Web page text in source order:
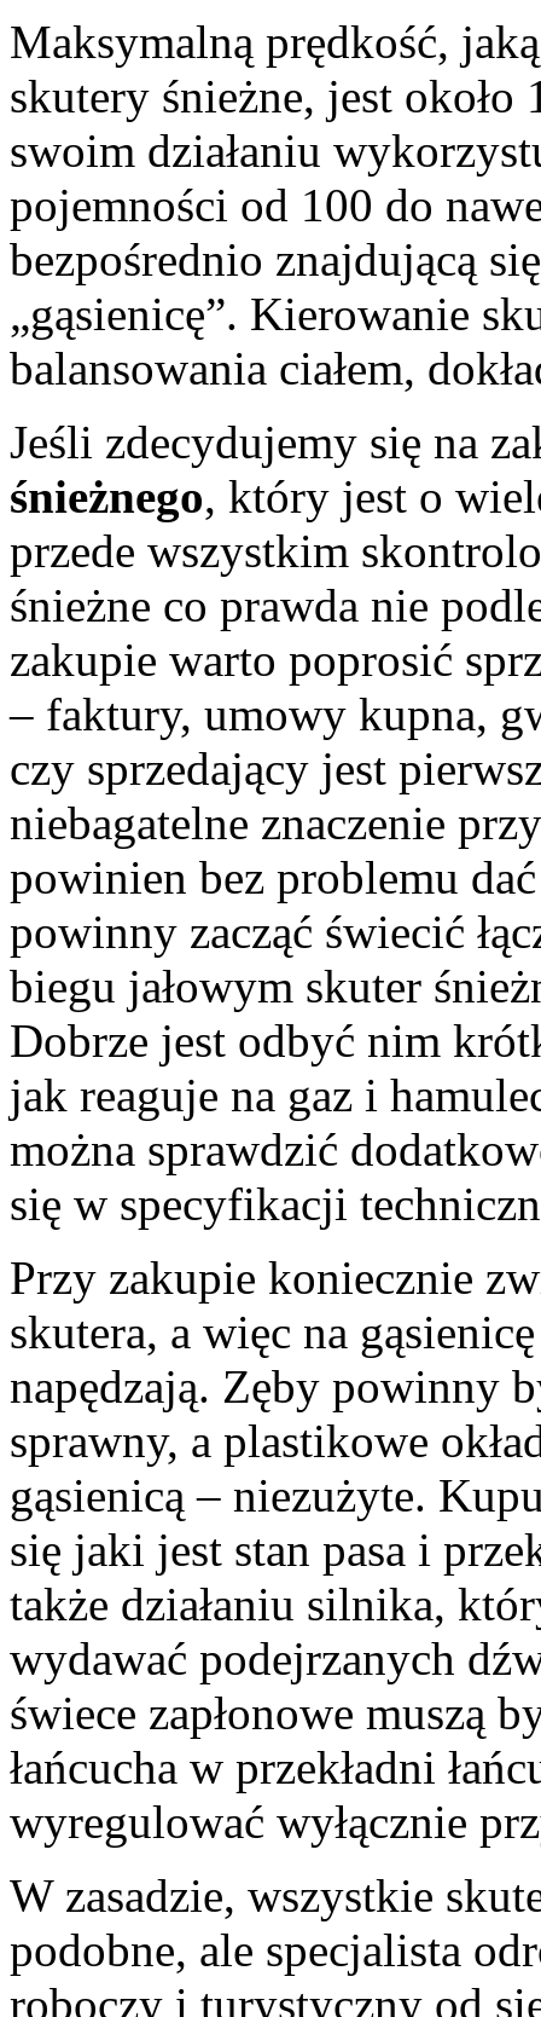
Maksymalną prędkość,
skutery śnieżne, jest
swoim działaniu
pojemności od 100 do
bezpośrednio znajdującą
„gąsienicę”. Kierowanie
balansowania ciałem,
Jeśli zdecydujemy się na
śnieżnego, który jest o
przede wszystkim
śnieżne co prawda nie
zakupie warto poprosić
– faktury, umowy kupna,
czy sprzedający jest
niebagatelne znaczenie
powinien bez problemu
powinny zacząć świecić
biegu jałowym skuter
Dobrze jest odbyć nim
jak reaguje na gaz i
można sprawdzić
się w specyfikacji
Przy zakupie koniecznie
skutera, a więc na
napędzają. Zęby powinny
sprawny, a plastikowe
gąsienicą – niezużyte.
się jaki jest stan pasa i
także działaniu silnika,
wydawać podejrzanych
świece zapłonowe muszą
łańcucha w przekładni
wyregulować wyłącznie
W zasadzie, wszystkie
podobne, ale specjalista
roboczy i turystyczny od